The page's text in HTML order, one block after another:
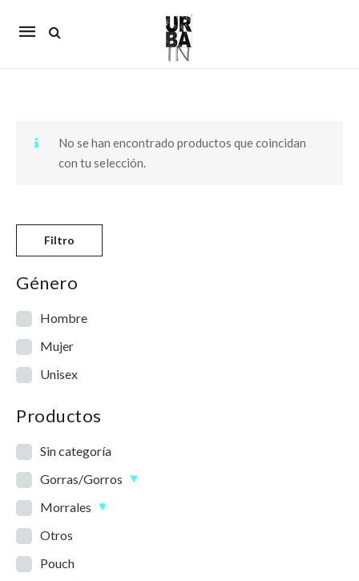
Mobile
No se han encontrado productos que coincidan
con tu selección.
Filtro
Género
Hombre
Mujer
Unisex
Productos
Sin categoría
Gorras/Gorros
Morrales
Otros
Pouch